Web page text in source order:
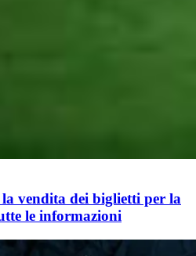
vendita dei biglietti per la
le informazioni